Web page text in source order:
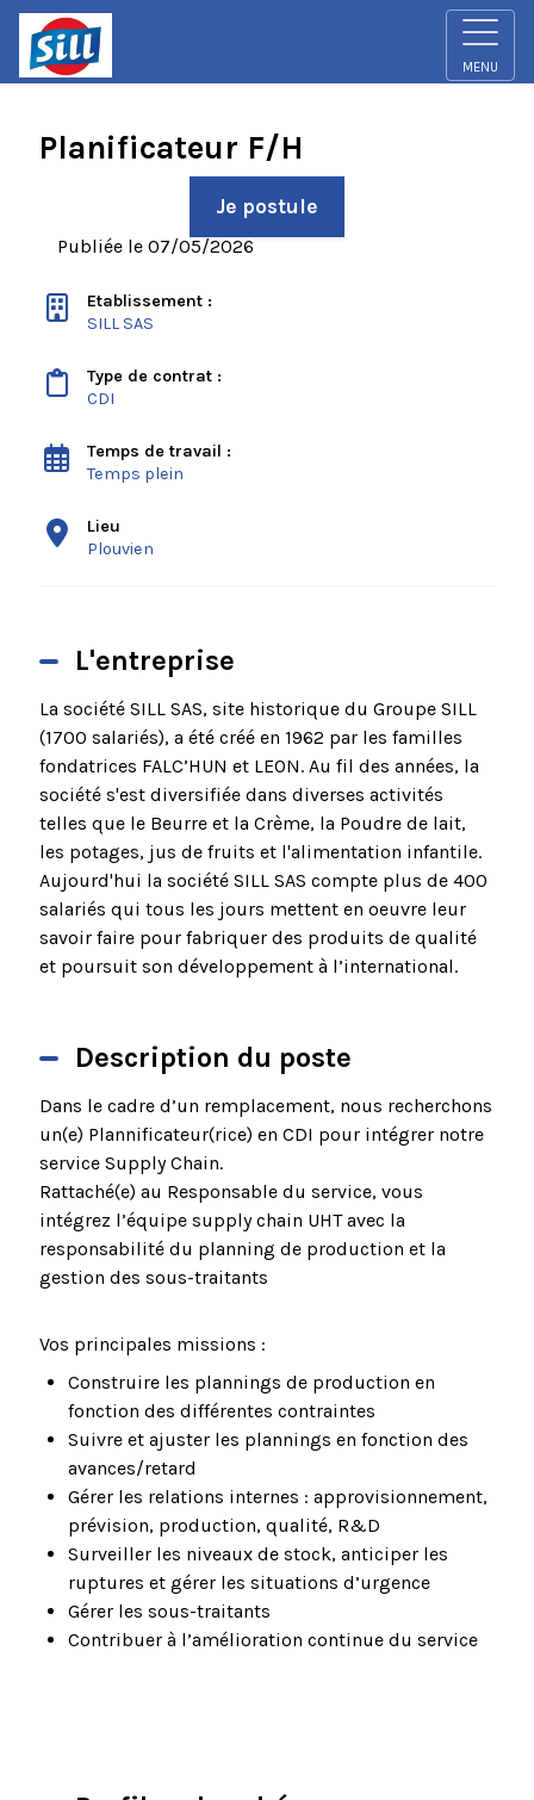
MENU
Planificateur F/H
Je postule
Publiée le 07/05/2026
Etablissement :
SILL SAS
Type de contrat :
CDI
Temps de travail :
Temps plein
Lieu
Plouvien
L'entreprise
La société SILL SAS, site historique du Groupe SILL
(1700 salariés), a été créé en 1962 par les familles
fondatrices FALC’HUN et LEON. Au fil des années, la
société s'est diversifiée dans diverses activités
telles que le Beurre et la Crème, la Poudre de lait,
les potages, jus de fruits et l'alimentation infantile.
Aujourd'hui la société SILL SAS compte plus de 400
salariés qui tous les jours mettent en oeuvre leur
savoir faire pour fabriquer des produits de qualité
et poursuit son développement à l’international.
Description du poste
Dans le cadre d’un remplacement, nous recherchons
un(e) Plannificateur(rice) en CDI pour intégrer notre
service Supply Chain.
Rattaché(e) au Responsable du service, vous
intégrez l’équipe supply chain UHT avec la
responsabilité du planning de production et la
gestion des sous-traitants
Vos principales missions :
Construire les plannings de production en
fonction des différentes contraintes
Suivre et ajuster les plannings en fonction des
avances/retard
Gérer les relations internes : approvisionnement,
prévision, production, qualité, R&D
Surveiller les niveaux de stock, anticiper les
ruptures et gérer les situations d’urgence
Gérer les sous-traitants
Contribuer à l’amélioration continue du service